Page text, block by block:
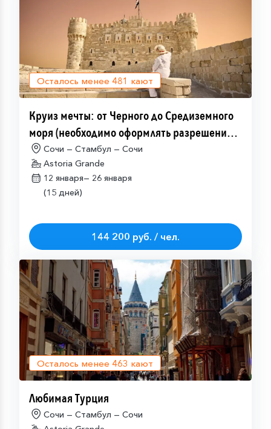
Осталось менее 481 кают
Круиз мечты: от Черного до Средиземного
моря (необходимо оформлять разрешение
на посещение Израиля (ETA-IL)
Сочи — Стамбул — Сочи
Astoria Grande
12 января— 26 января
(15 дней)
144 200 руб. / чел.
Осталось менее 463 кают
Любимая Турция
Сочи — Стамбул — Сочи